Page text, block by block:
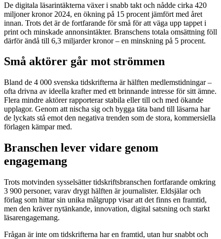
De digitala läsarintäkterna växer i snabb takt och nådde cirka 420
miljoner kronor 2024, en ökning på 15 procent jämfört med året
innan. Trots det är de fortfarande för små för att väga upp tappet i
print och minskade annonsintäkter. Branschens totala omsättning föll
därför ändå till 6,3 miljarder kronor – en minskning på 5 procent.
Små aktörer går mot strömmen
Bland de 4 000 svenska tidskrifterna är hälften medlemstidningar –
ofta drivna av ideella krafter med ett brinnande intresse för sitt ämne.
Flera mindre aktörer rapporterar stabila eller till och med ökande
upplagor. Genom att nischa sig och bygga täta band till läsarna har
de lyckats stå emot den negativa trenden som de stora, kommersiella
förlagen kämpar med.
Branschen lever vidare genom
engagemang
Trots motvinden sysselsätter tidskriftsbranschen fortfarande omkring
3 900 personer, varav drygt hälften är journalister. Eldsjälar och
förlag som hittar sin unika målgrupp visar att det finns en framtid,
men den kräver nytänkande, innovation, digital satsning och starkt
läsarengagemang.
Frågan är inte om tidskrifterna har en framtid, utan hur snabbt och